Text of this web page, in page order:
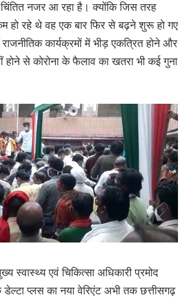
चिंतित नजर आ रहा है। क्योंकि जिस तरह
हो रहे थे वह एक बार फिर से बढ़ने शुरू हो गए
कार्यक्रमों में भीड़ एकत्रित होने और
होने से कोरोना के फैलाव का खतरा भी कई गुना
स्वास्थ्य एवं चिकित्सा अधिकारी प्रमोद
डेल्टा प्लस का नया वेरिएंट अभी तक छत्तीसगढ़